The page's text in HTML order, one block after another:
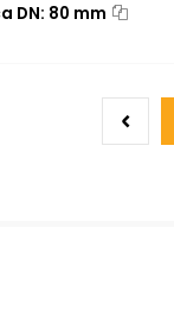
DN: 80 mm